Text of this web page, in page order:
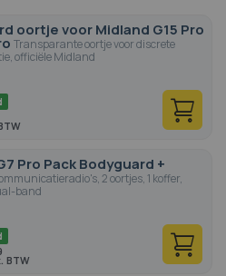
oortje voor Midland G15 Pro
Transparante oortje voor discrete
officiële Midland
Pro Pack Bodyguard +
2 oortjes, 1 koffer,
band